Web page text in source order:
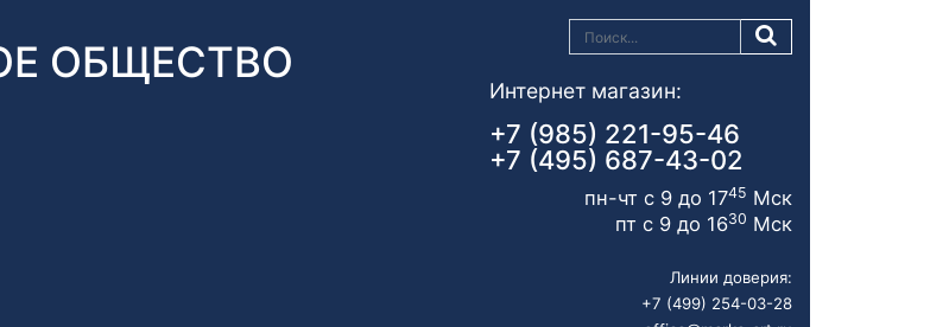
ОБЩЕСТВО
Интернет магазин:
+7 (985) 221-95-46
+7 (495) 687-43-02
пн-чт с 9 до 1745 Мск
пт с 9 до 1630 Мск
Линии доверия:
+7 (499) 254-03-28